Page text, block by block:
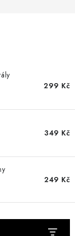
299 Kč
349 Kč
249 Kč